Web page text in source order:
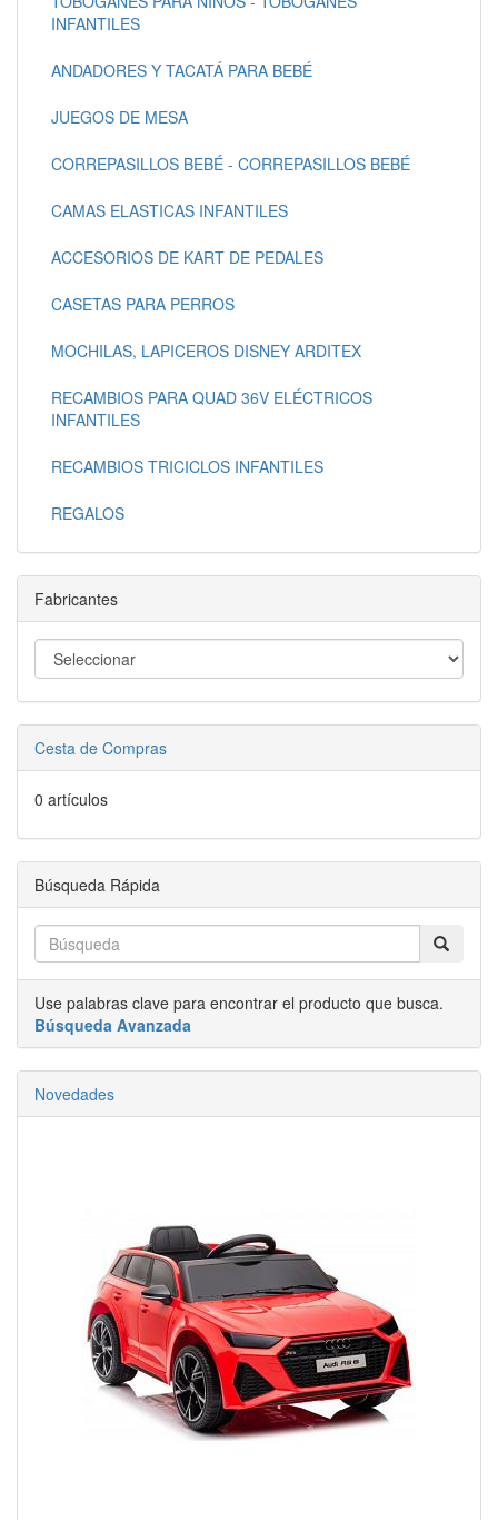
INFANTILES
ANDADORES Y TACATÁ PARA BEBÉ
JUEGOS DE MESA
CORREPASILLOS BEBÉ - CORREPASILLOS BEBÉ
CAMAS ELASTICAS INFANTILES
ACCESORIOS DE KART DE PEDALES
CASETAS PARA PERROS
MOCHILAS, LAPICEROS DISNEY ARDITEX
RECAMBIOS PARA QUAD 36V ELÉCTRICOS
INFANTILES
RECAMBIOS TRICICLOS INFANTILES
REGALOS
Fabricantes
Cesta de Compras
0 artículos
Búsqueda Rápida
Use palabras clave para encontrar el producto que busca.
Búsqueda Avanzada
Novedades